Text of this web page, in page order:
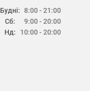
Будні:
Сб:
Нд:
8:00 - 21:00
9:00 - 20:00
10:00 - 20:00